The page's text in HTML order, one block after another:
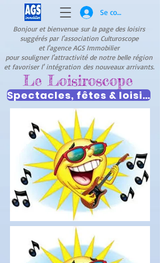
Se connecter
Bonjour et bienvenue sur la page des loisirs
suggérés parl'association Culturoscope
et l'agence AGS Immobilier
pour souligner l'attractivité de notre belle région
et favoriser l' intégration des nouveaux arrivants.
Le Loisiroscope
Spectacles, fêtes & loisirs